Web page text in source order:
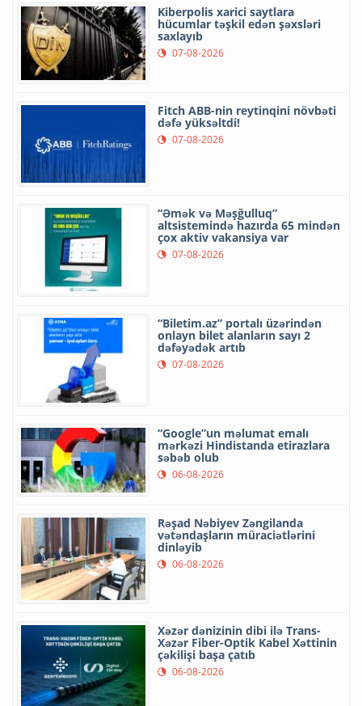
Kiberpolis xarici saytlara
hücumlar təşkil edən şəxsləri
saxlayıb
07-08-2026
Fitch ABB-nin reytinqini növbəti
dəfə yüksəltdi!
07-08-2026
“Əmək və Məşğulluq”
altsistemində hazırda 65 mindən
çox aktiv vakansiya var
07-08-2026
“Biletim.az” portalı üzərindən
onlayn bilet alanların sayı 2
dəfəyədək artıb
07-08-2026
“Google”un məlumat emalı
mərkəzi Hindistanda etirazlara
səbəb olub
06-08-2026
Rəşad Nəbiyev Zəngilanda
vətəndaşların müraciətlərini
dinləyib
06-08-2026
Xəzər dənizinin dibi ilə Trans-
Xəzər Fiber-Optik Kabel Xəttinin
çəkilişi başa çatıb
06-08-2026